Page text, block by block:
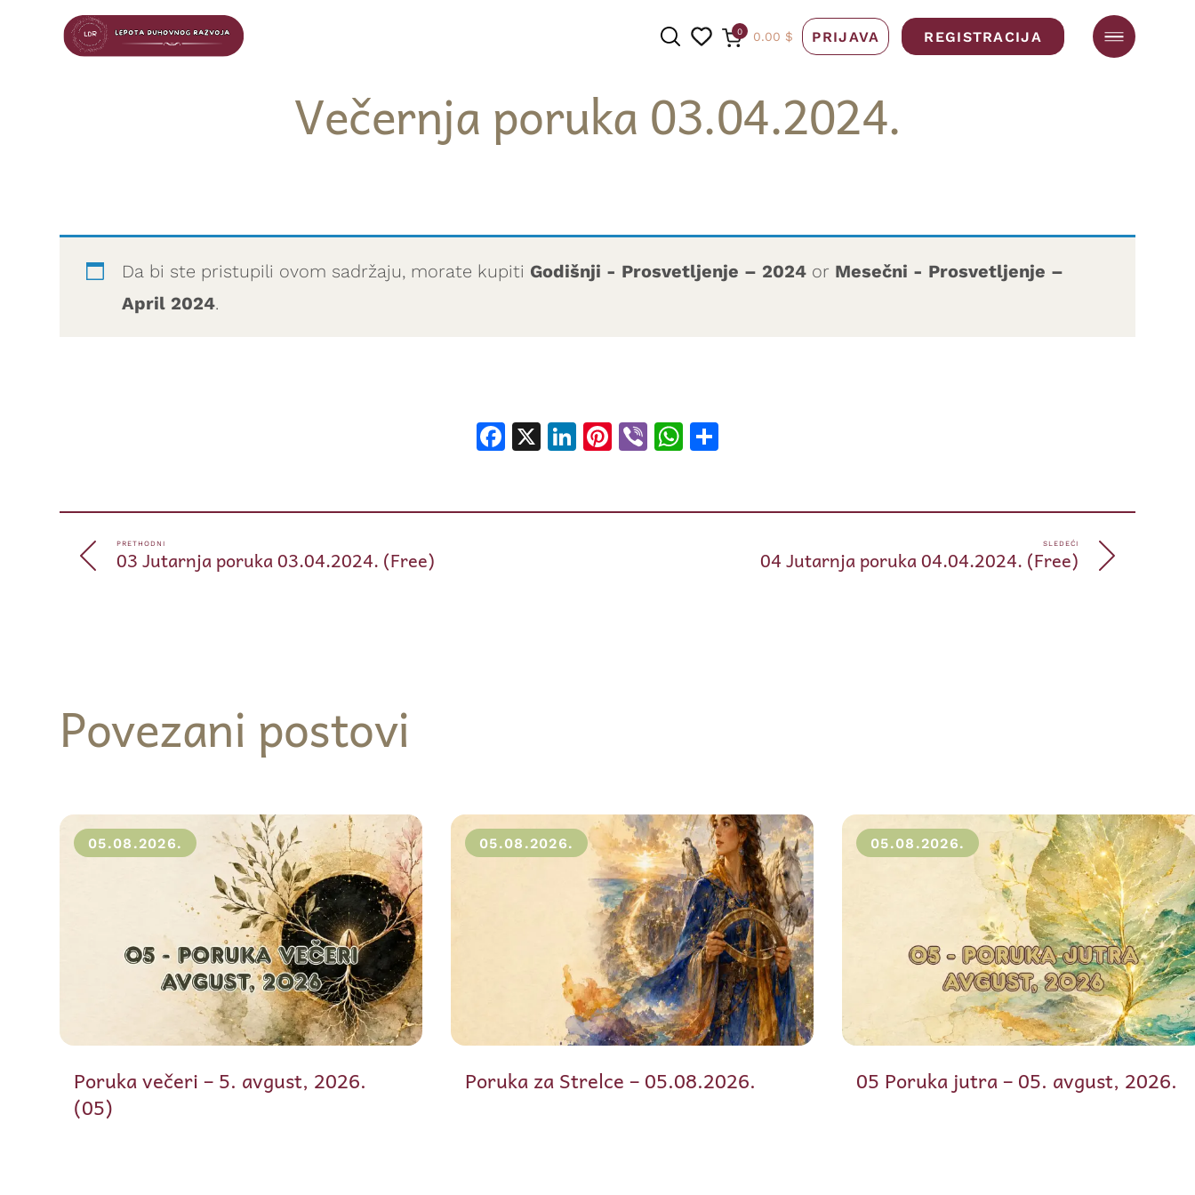
0 0.00 $ PRIJAVA REGISTRACIJA
Večernja poruka 03.04.2024.
Da bi ste pristupili ovom sadržaju, morate kupiti Godišnji - Prosvetljenje – 2024 or Mesečni - Prosvetljenje –
April 2024.
Facebook
X LinkedIn
Pinterest
ViberWhatsApp
PRETHODNI
03 Jutarnja poruka 03.04.2024. (Free)
SLEDEĆI
04 Jutarnja poruka 04.04.2024. (Free)
Povezani postovi
05.08.2026.
Poruka večeri – 5. avgust, 2026.
(05)
05.08.2026.
Poruka za Strelce – 05.08.2026.
05.08.2026.
05 Poruka jutra – 05. avgust, 2026.